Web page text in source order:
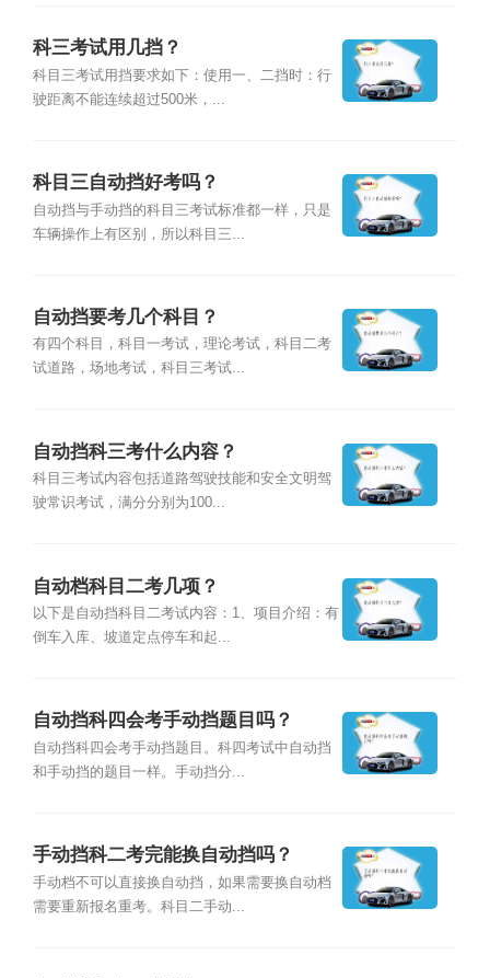
科三考试用几挡？
科目三考试用挡要求如下：使用一、二挡时：行
驶距离不能连续超过500米，...
科目三自动挡好考吗？
自动挡与手动挡的科目三考试标准都一样，只是
车辆操作上有区别，所以科目三...
自动挡要考几个科目？
有四个科目，科目一考试，理论考试，科目二考
试道路，场地考试，科目三考试...
自动挡科三考什么内容？
科目三考试内容包括道路驾驶技能和安全文明驾
驶常识考试，满分分别为100...
自动档科目二考几项？
以下是自动挡科目二考试内容：1、项目介绍：有
倒车入库、坡道定点停车和起...
自动挡科四会考手动挡题目吗？
自动挡科四会考手动挡题目。科四考试中自动挡
和手动挡的题目一样。手动挡分...
手动挡科二考完能换自动挡吗？
手动档不可以直接换自动挡，如果需要换自动档
需要重新报名重考。科目二手动...